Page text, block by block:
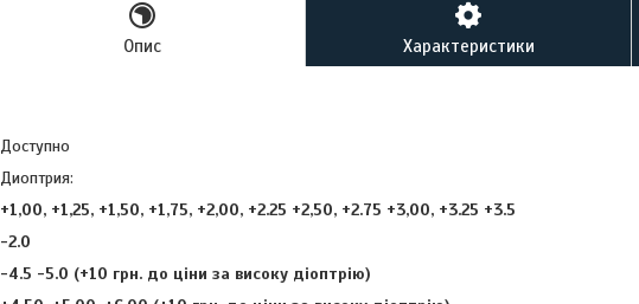
Опис Характеристики
Доступно
Диоптрия:
+1,00, +1,25, +1,50, +1,75, +2,00, +2.25 +2,50, +2.75 +3,00, +3.25 +3.5
-2.0
-4.5 -5.0 (+10 грн. до ціни за високу діоптрію)